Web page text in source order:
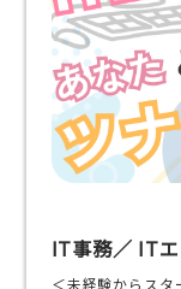
IT事務／ IT
＜未経験からス